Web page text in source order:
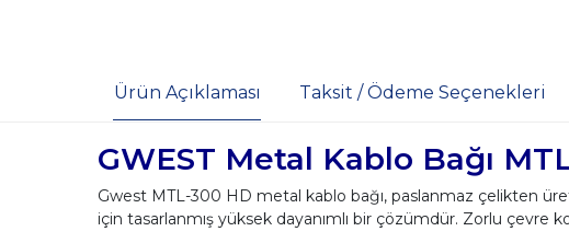
Ürün Açıklaması Taksit / Ödeme Seçenekleri
GWEST Metal Kablo Bağı
Gwest MTL-300 HD metal kablo bağı, paslanmaz çelikten
için tasarlanmış yüksek dayanımlı bir çözümdür. Zorlu çevre